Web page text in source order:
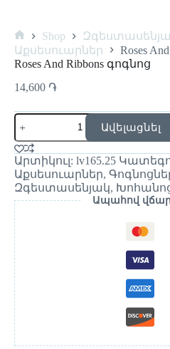
Shop
Աքսեսուարներ
Roses
Roses And Ribbons գոգնոց
14,600 ֏
Ավելացնել
Արտիկուլ: lv165.25
Աքսեսուարներ,
Զգեստասենյակ,
Ապահով